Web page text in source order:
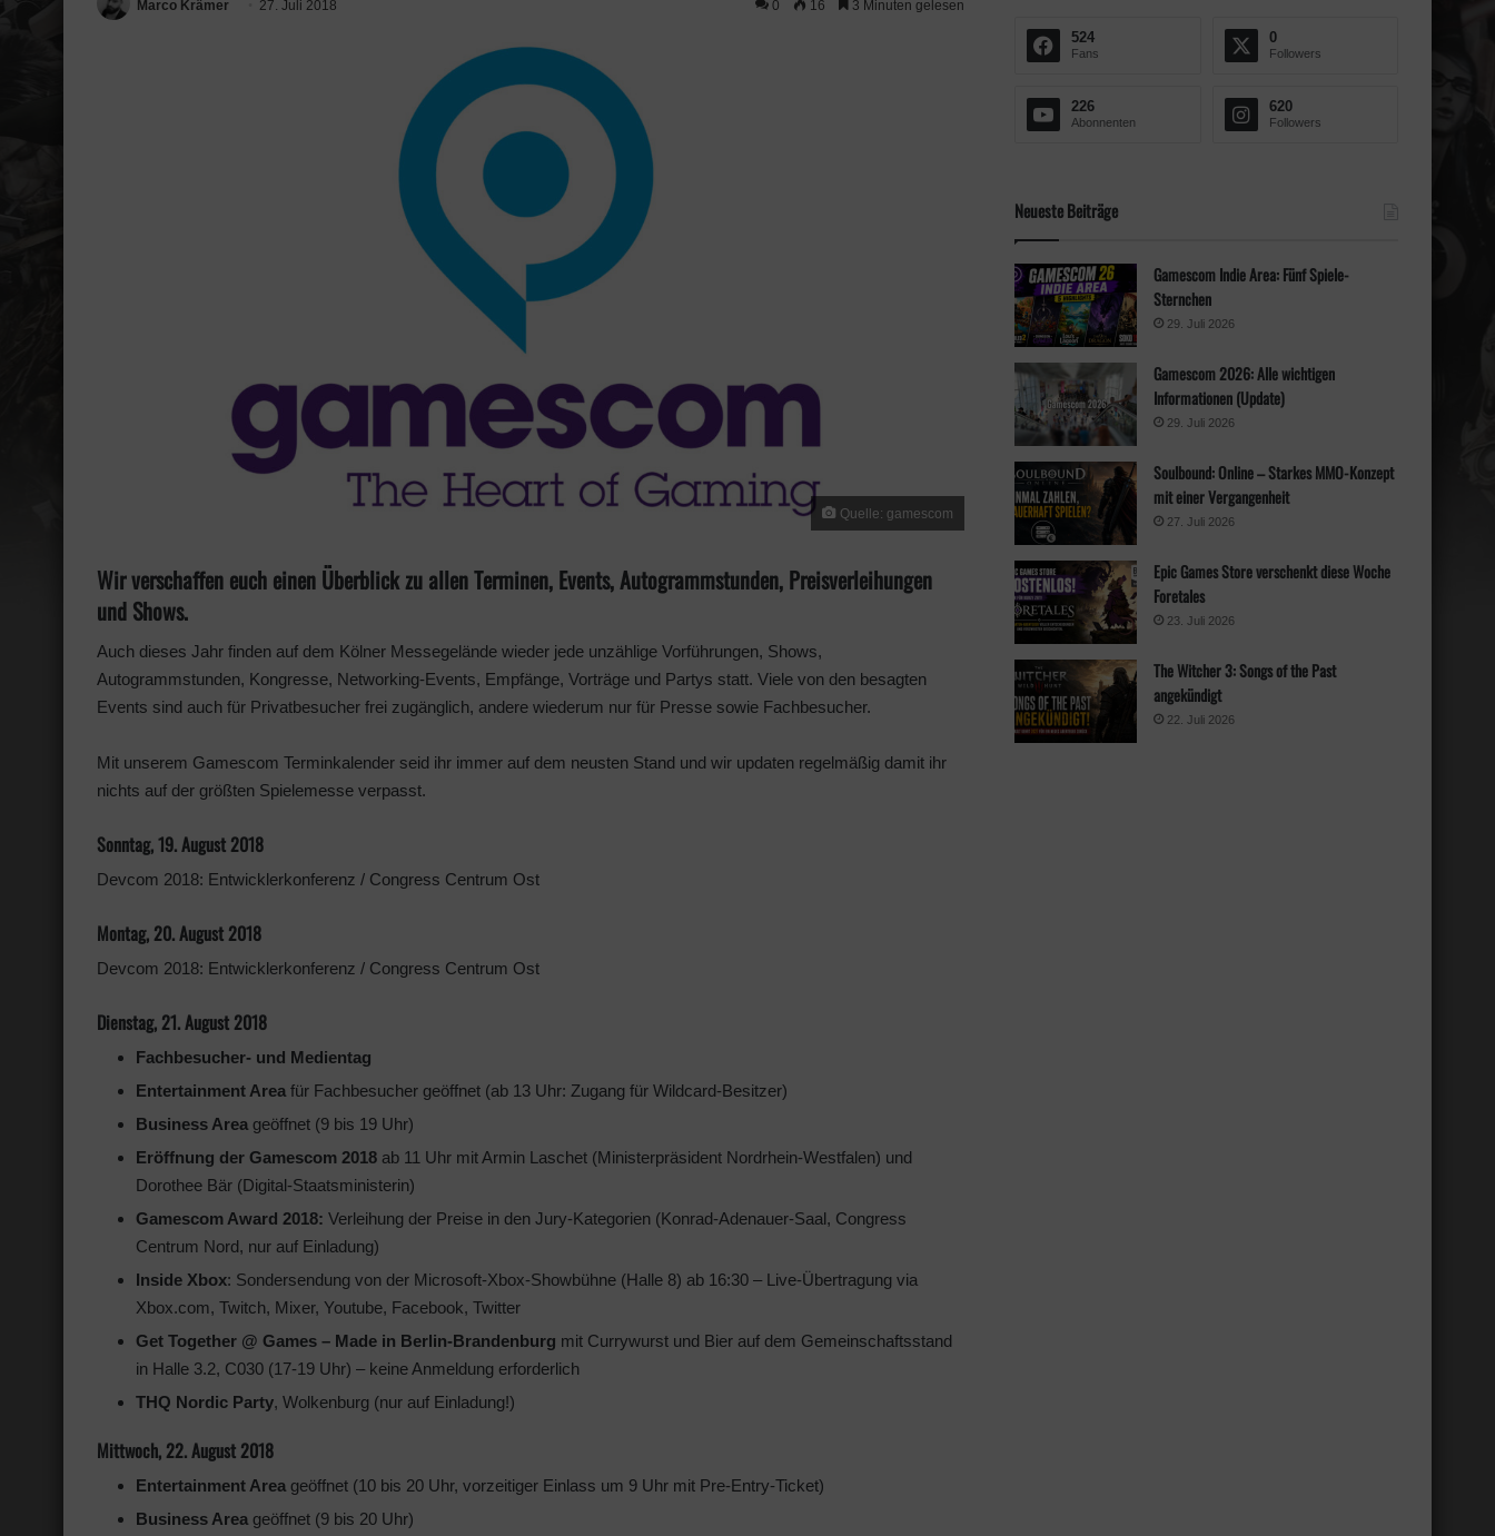
Marco Krämer 27. Juli 2018 0 16 3 Minuten gelesen
Quelle: gamescom
Wir verschaffen euch einen Überblick zu allen Terminen, Events, Autogrammstunden, Preisverleihungen
und Shows.
Auch dieses Jahr finden auf dem Kölner Messegelände wieder jede unzählige Vorführungen, Shows,
Autogrammstunden, Kongresse, Networking-Events, Empfänge, Vorträge und Partys statt. Viele von den besagten
Events sind auch für Privatbesucher frei zugänglich, andere wiederum nur für Presse sowie Fachbesucher.
Mit unserem Gamescom Terminkalender seid ihr immer auf dem neusten Stand und wir updaten regelmäßig damit ihr
nichts auf der größten Spielemesse verpasst.
Sonntag, 19. August 2018
Devcom 2018: Entwicklerkonferenz / Congress Centrum Ost
Montag, 20. August 2018
Devcom 2018: Entwicklerkonferenz / Congress Centrum Ost
Dienstag, 21. August 2018
Fachbesucher- und Medientag
Entertainment Area für Fachbesucher geöffnet (ab 13 Uhr: Zugang für Wildcard-Besitzer)
Business Area geöffnet (9 bis 19 Uhr)
Eröffnung der Gamescom 2018 ab 11 Uhr mit Armin Laschet (Ministerpräsident Nordrhein-Westfalen) und
Dorothee Bär (Digital-Staatsministerin)
Gamescom Award 2018: Verleihung der Preise in den Jury-Kategorien (Konrad-Adenauer-Saal, Congress
Centrum Nord, nur auf Einladung)
Inside Xbox: Sondersendung von der Microsoft-Xbox-Showbühne (Halle 8) ab 16:30 – Live-Übertragung via
Xbox.com, Twitch, Mixer, Youtube, Facebook, Twitter
Get Together @ Games – Made in Berlin-Brandenburg mit Currywurst und Bier auf dem Gemeinschaftsstand
in Halle 3.2, C030 (17-19 Uhr) – keine Anmeldung erforderlich
THQ Nordic Party, Wolkenburg (nur auf Einladung!)
Mittwoch, 22. August 2018
Entertainment Area geöffnet (10 bis 20 Uhr, vorzeitiger Einlass um 9 Uhr mit Pre-Entry-Ticket)
Business Area geöffnet (9 bis 20 Uhr)
c
524
Fans
0
Followers
226
Abonnenten
620
Followers
Neueste Beiträge
Gamescom Indie Area: Fünf Spiele-
Sternchen
29. Juli 2026
Gamescom 2026: Alle wichtigen
Informationen (Update)
29. Juli 2026
Soulbound: Online – Starkes MMO-Konzept
mit einer Vergangenheit
27. Juli 2026
Epic Games Store verschenkt diese Woche
Foretales
23. Juli 2026
The Witcher 3: Songs of the Past
angekündigt
22. Juli 2026